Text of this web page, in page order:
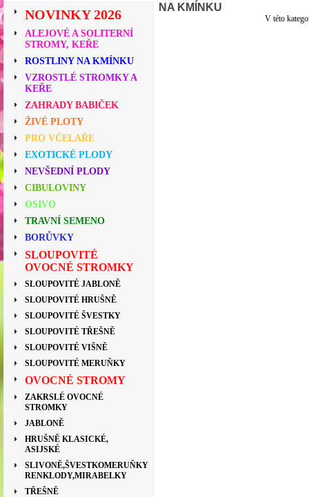
NOVINKY 2026
ALEJOVÉ A SOLITERNÍ
STROMY, KEŘE
ROSTLINY NA KMÍNKU
VZROSTLÉ STROMKY A
KEŘE
ZAHRADY BABIČEK
ŽIVÉ PLOTY
PRO VČELAŘE
EXOTICKÉ PLODY
NEVŠEDNÍ PLODY
CIBULOVINY
OSIVO
TRAVNÍ SEMENO
BORŮVKY
SLOUPOVITÉ
OVOCNÉ STROMKY
SLOUPOVITÉ JABLONĚ
SLOUPOVITÉ HRUŠNĚ
SLOUPOVITÉ ŠVESTKY
SLOUPOVITÉ TŘEŠNĚ
SLOUPOVITÉ VIŠNĚ
SLOUPOVITÉ MERUŇKY
OVOCNÉ STROMY
ZAKRSLÉ OVOCNÉ
STROMKY
JABLONĚ
HRUŠNĚ KLASICKÉ,
ASIJSKÉ
SLIVONĚ,ŠVESTKOMERUŇKY
RENKLODY,MIRABELKY
TŘEŠNĚ
NA KMÍNKU
V této